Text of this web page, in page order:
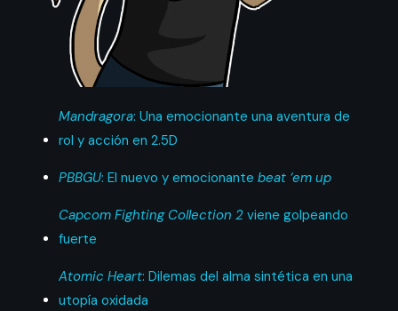
Mandragora: Una emocionante una aventura de
rol y acción en 2.5D
PBBGU: El nuevo y emocionante beat ‘em up
Capcom Fighting Collection 2viene golpeando
fuerte
Atomic Heart: Dilemas del alma sintética en una
utopía oxidada